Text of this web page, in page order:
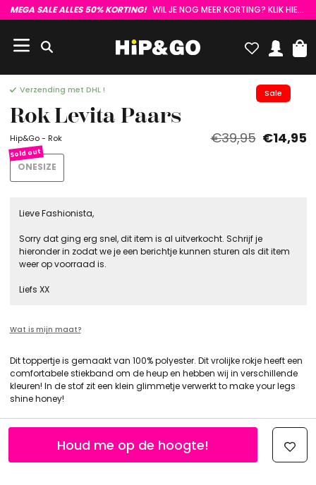
MEGA SALE ALLES 50% KORTING! WIL JE NOG MEER KORTING? KLIK HIER :)
Sale
Verzending met DHL !
Rok Levita Paars
Hip&Go - Rok €39,95 €14,95
ONESIZE
Lieve Fashionista,
Sorry dat ging erg snel, dit item is al uitverkocht. Schrijf je
hieronder in zodat we je een berichtje kunnen sturen als dit item
weer op voorraad is.
Liefs XX
Wat is mijn maat?
Dit toppertje is gemaakt van 100% polyester. Dit vrolijke rokje heeft een
comfortabele stiekband om de heup en hebben wij in verschillende
kleuren! In de stof zit een klein glimmetje verwerkt to make your legs
shine honey!
Houd me op de hoogte!